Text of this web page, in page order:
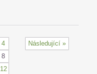
4
8
12
Následující »